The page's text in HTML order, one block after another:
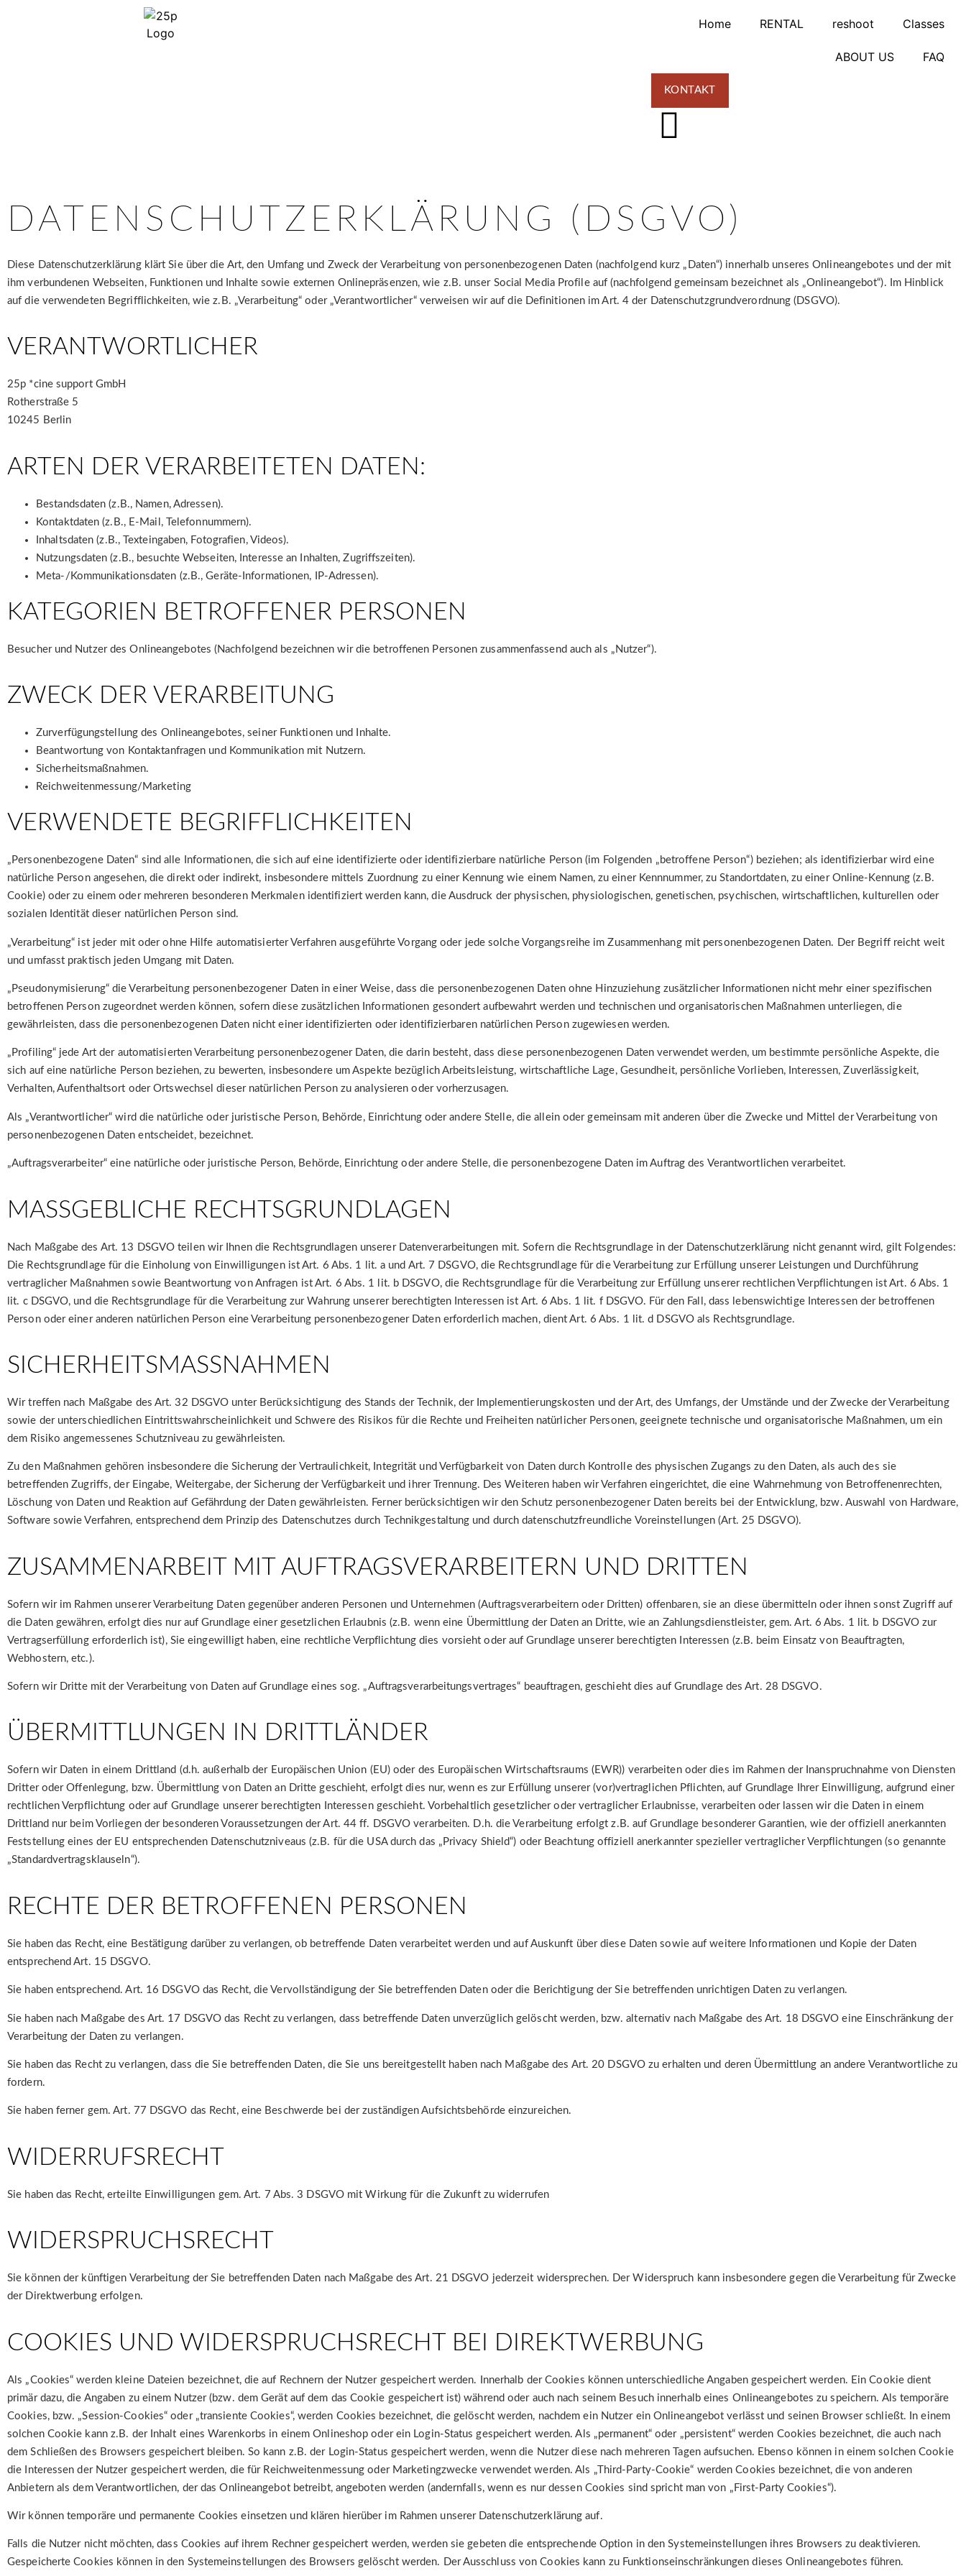
Home RENTAL reshoot Classes
ABOUT US FAQ
KONTAKT
DATENSCHUTZERKLÄRUNG (DSGVO)
Diese Datenschutzerklärung klärt Sie über die Art, den Umfang und Zweck der Verarbeitung von personenbezogenen Daten (nachfolgend kurz „Daten“) innerhalb unseres Onlineangebotes und der mit
ihm verbundenen Webseiten, Funktionen und Inhalte sowie externen Onlinepräsenzen, wie z.B. unser Social Media Profile auf (nachfolgend gemeinsam bezeichnet als „Onlineangebot“). Im Hinblick
auf die verwendeten Begrifflichkeiten, wie z.B. „Verarbeitung“ oder „Verantwortlicher“ verweisen wir auf die Definitionen im Art. 4 der Datenschutzgrundverordnung (DSGVO).
VERANTWORTLICHER
25p *cine support GmbH
Rotherstraße 5
10245 Berlin
ARTEN DER VERARBEITETEN DATEN:
Bestandsdaten (z.B., Namen, Adressen).
Kontaktdaten (z.B., E-Mail, Telefonnummern).
Inhaltsdaten (z.B., Texteingaben, Fotografien, Videos).
Nutzungsdaten (z.B., besuchte Webseiten, Interesse an Inhalten, Zugriffszeiten).
Meta-/Kommunikationsdaten (z.B., Geräte-Informationen, IP-Adressen).
KATEGORIEN BETROFFENER PERSONEN
Besucher und Nutzer des Onlineangebotes (Nachfolgend bezeichnen wir die betroffenen Personen zusammenfassend auch als „Nutzer“).
ZWECK DER VERARBEITUNG
Zurverfügungstellung des Onlineangebotes, seiner Funktionen und Inhalte.
Beantwortung von Kontaktanfragen und Kommunikation mit Nutzern.
Sicherheitsmaßnahmen.
Reichweitenmessung/Marketing
VERWENDETE BEGRIFFLICHKEITEN
„Personenbezogene Daten“ sind alle Informationen, die sich auf eine identifizierte oder identifizierbare natürliche Person (im Folgenden „betroffene Person“) beziehen; als identifizierbar wird eine
natürliche Person angesehen, die direkt oder indirekt, insbesondere mittels Zuordnung zu einer Kennung wie einem Namen, zu einer Kennnummer, zu Standortdaten, zu einer Online-Kennung (z.B.
Cookie) oder zu einem oder mehreren besonderen Merkmalen identifiziert werden kann, die Ausdruck der physischen, physiologischen, genetischen, psychischen, wirtschaftlichen, kulturellen oder
sozialen Identität dieser natürlichen Person sind.
„Verarbeitung“ ist jeder mit oder ohne Hilfe automatisierter Verfahren ausgeführte Vorgang oder jede solche Vorgangsreihe im Zusammenhang mit personenbezogenen Daten. Der Begriff reicht weit
und umfasst praktisch jeden Umgang mit Daten.
„Pseudonymisierung“ die Verarbeitung personenbezogener Daten in einer Weise, dass die personenbezogenen Daten ohne Hinzuziehung zusätzlicher Informationen nicht mehr einer spezifischen
betroffenen Person zugeordnet werden können, sofern diese zusätzlichen Informationen gesondert aufbewahrt werden und technischen und organisatorischen Maßnahmen unterliegen, die
gewährleisten, dass die personenbezogenen Daten nicht einer identifizierten oder identifizierbaren natürlichen Person zugewiesen werden.
„Profiling“ jede Art der automatisierten Verarbeitung personenbezogener Daten, die darin besteht, dass diese personenbezogenen Daten verwendet werden, um bestimmte persönliche Aspekte, die
sich auf eine natürliche Person beziehen, zu bewerten, insbesondere um Aspekte bezüglich Arbeitsleistung, wirtschaftliche Lage, Gesundheit, persönliche Vorlieben, Interessen, Zuverlässigkeit,
Verhalten, Aufenthaltsort oder Ortswechsel dieser natürlichen Person zu analysieren oder vorherzusagen.
Als „Verantwortlicher“ wird die natürliche oder juristische Person, Behörde, Einrichtung oder andere Stelle, die allein oder gemeinsam mit anderen über die Zwecke und Mittel der Verarbeitung von
personenbezogenen Daten entscheidet, bezeichnet.
„Auftragsverarbeiter“ eine natürliche oder juristische Person, Behörde, Einrichtung oder andere Stelle, die personenbezogene Daten im Auftrag des Verantwortlichen verarbeitet.
MASSGEBLICHE RECHTSGRUNDLAGEN
Nach Maßgabe des Art. 13 DSGVO teilen wir Ihnen die Rechtsgrundlagen unserer Datenverarbeitungen mit. Sofern die Rechtsgrundlage in der Datenschutzerklärung nicht genannt wird, gilt Folgendes:
Die Rechtsgrundlage für die Einholung von Einwilligungen ist Art. 6 Abs. 1 lit. a und Art. 7 DSGVO, die Rechtsgrundlage für die Verarbeitung zur Erfüllung unserer Leistungen und Durchführung
vertraglicher Maßnahmen sowie Beantwortung von Anfragen ist Art. 6 Abs. 1 lit. b DSGVO, die Rechtsgrundlage für die Verarbeitung zur Erfüllung unserer rechtlichen Verpflichtungen ist Art. 6 Abs. 1
lit. c DSGVO, und die Rechtsgrundlage für die Verarbeitung zur Wahrung unserer berechtigten Interessen ist Art. 6 Abs. 1 lit. f DSGVO. Für den Fall, dass lebenswichtige Interessen der betroffenen
Person oder einer anderen natürlichen Person eine Verarbeitung personenbezogener Daten erforderlich machen, dient Art. 6 Abs. 1 lit. d DSGVO als Rechtsgrundlage.
SICHERHEITSMASSNAHMEN
Wir treffen nach Maßgabe des Art. 32 DSGVO unter Berücksichtigung des Stands der Technik, der Implementierungskosten und der Art, des Umfangs, der Umstände und der Zwecke der Verarbeitung
sowie der unterschiedlichen Eintrittswahrscheinlichkeit und Schwere des Risikos für die Rechte und Freiheiten natürlicher Personen, geeignete technische und organisatorische Maßnahmen, um ein
dem Risiko angemessenes Schutzniveau zu gewährleisten.
Zu den Maßnahmen gehören insbesondere die Sicherung der Vertraulichkeit, Integrität und Verfügbarkeit von Daten durch Kontrolle des physischen Zugangs zu den Daten, als auch des sie
betreffenden Zugriffs, der Eingabe, Weitergabe, der Sicherung der Verfügbarkeit und ihrer Trennung. Des Weiteren haben wir Verfahren eingerichtet, die eine Wahrnehmung von Betroffenenrechten,
Löschung von Daten und Reaktion auf Gefährdung der Daten gewährleisten. Ferner berücksichtigen wir den Schutz personenbezogener Daten bereits bei der Entwicklung, bzw. Auswahl von Hardware,
Software sowie Verfahren, entsprechend dem Prinzip des Datenschutzes durch Technikgestaltung und durch datenschutzfreundliche Voreinstellungen (Art. 25 DSGVO).
ZUSAMMENARBEIT MIT AUFTRAGSVERARBEITERN UND DRITTEN
Sofern wir im Rahmen unserer Verarbeitung Daten gegenüber anderen Personen und Unternehmen (Auftragsverarbeitern oder Dritten) offenbaren, sie an diese übermitteln oder ihnen sonst Zugriff auf
die Daten gewähren, erfolgt dies nur auf Grundlage einer gesetzlichen Erlaubnis (z.B. wenn eine Übermittlung der Daten an Dritte, wie an Zahlungsdienstleister, gem. Art. 6 Abs. 1 lit. b DSGVO zur
Vertragserfüllung erforderlich ist), Sie eingewilligt haben, eine rechtliche Verpflichtung dies vorsieht oder auf Grundlage unserer berechtigten Interessen (z.B. beim Einsatz von Beauftragten,
Webhostern, etc.).
Sofern wir Dritte mit der Verarbeitung von Daten auf Grundlage eines sog. „Auftragsverarbeitungsvertrages“ beauftragen, geschieht dies auf Grundlage des Art. 28 DSGVO.
ÜBERMITTLUNGEN IN DRITTLÄNDER
Sofern wir Daten in einem Drittland (d.h. außerhalb der Europäischen Union (EU) oder des Europäischen Wirtschaftsraums (EWR)) verarbeiten oder dies im Rahmen der Inanspruchnahme von Diensten
Dritter oder Offenlegung, bzw. Übermittlung von Daten an Dritte geschieht, erfolgt dies nur, wenn es zur Erfüllung unserer (vor)vertraglichen Pflichten, auf Grundlage Ihrer Einwilligung, aufgrund einer
rechtlichen Verpflichtung oder auf Grundlage unserer berechtigten Interessen geschieht. Vorbehaltlich gesetzlicher oder vertraglicher Erlaubnisse, verarbeiten oder lassen wir die Daten in einem
Drittland nur beim Vorliegen der besonderen Voraussetzungen der Art. 44 ff. DSGVO verarbeiten. D.h. die Verarbeitung erfolgt z.B. auf Grundlage besonderer Garantien, wie der offiziell anerkannten
Feststellung eines der EU entsprechenden Datenschutzniveaus (z.B. für die USA durch das „Privacy Shield“) oder Beachtung offiziell anerkannter spezieller vertraglicher Verpflichtungen (so genannte
„Standardvertragsklauseln“).
RECHTE DER BETROFFENEN PERSONEN
Sie haben das Recht, eine Bestätigung darüber zu verlangen, ob betreffende Daten verarbeitet werden und auf Auskunft über diese Daten sowie auf weitere Informationen und Kopie der Daten
entsprechend Art. 15 DSGVO.
Sie haben entsprechend. Art. 16 DSGVO das Recht, die Vervollständigung der Sie betreffenden Daten oder die Berichtigung der Sie betreffenden unrichtigen Daten zu verlangen.
Sie haben nach Maßgabe des Art. 17 DSGVO das Recht zu verlangen, dass betreffende Daten unverzüglich gelöscht werden, bzw. alternativ nach Maßgabe des Art. 18 DSGVO eine Einschränkung der
Verarbeitung der Daten zu verlangen.
Sie haben das Recht zu verlangen, dass die Sie betreffenden Daten, die Sie uns bereitgestellt haben nach Maßgabe des Art. 20 DSGVO zu erhalten und deren Übermittlung an andere Verantwortliche zu
fordern.
Sie haben ferner gem. Art. 77 DSGVO das Recht, eine Beschwerde bei der zuständigen Aufsichtsbehörde einzureichen.
WIDERRUFSRECHT
Sie haben das Recht, erteilte Einwilligungen gem. Art. 7 Abs. 3 DSGVO mit Wirkung für die Zukunft zu widerrufen
WIDERSPRUCHSRECHT
Sie können der künftigen Verarbeitung der Sie betreffenden Daten nach Maßgabe des Art. 21 DSGVO jederzeit widersprechen. Der Widerspruch kann insbesondere gegen die Verarbeitung für Zwecke
der Direktwerbung erfolgen.
COOKIES UND WIDERSPRUCHSRECHT BEI DIREKTWERBUNG
Als „Cookies“ werden kleine Dateien bezeichnet, die auf Rechnern der Nutzer gespeichert werden. Innerhalb der Cookies können unterschiedliche Angaben gespeichert werden. Ein Cookie dient
primär dazu, die Angaben zu einem Nutzer (bzw. dem Gerät auf dem das Cookie gespeichert ist) während oder auch nach seinem Besuch innerhalb eines Onlineangebotes zu speichern. Als temporäre
Cookies, bzw. „Session-Cookies“ oder „transiente Cookies“, werden Cookies bezeichnet, die gelöscht werden, nachdem ein Nutzer ein Onlineangebot verlässt und seinen Browser schließt. In einem
solchen Cookie kann z.B. der Inhalt eines Warenkorbs in einem Onlineshop oder ein Login-Status gespeichert werden. Als „permanent“ oder „persistent“ werden Cookies bezeichnet, die auch nach
dem Schließen des Browsers gespeichert bleiben. So kann z.B. der Login-Status gespeichert werden, wenn die Nutzer diese nach mehreren Tagen aufsuchen. Ebenso können in einem solchen Cookie
die Interessen der Nutzer gespeichert werden, die für Reichweitenmessung oder Marketingzwecke verwendet werden. Als „Third-Party-Cookie“ werden Cookies bezeichnet, die von anderen
Anbietern als dem Verantwortlichen, der das Onlineangebot betreibt, angeboten werden (andernfalls, wenn es nur dessen Cookies sind spricht man von „First-Party Cookies“).
Wir können temporäre und permanente Cookies einsetzen und klären hierüber im Rahmen unserer Datenschutzerklärung auf.
Falls die Nutzer nicht möchten, dass Cookies auf ihrem Rechner gespeichert werden, werden sie gebeten die entsprechende Option in den Systemeinstellungen ihres Browsers zu deaktivieren.
Gespeicherte Cookies können in den Systemeinstellungen des Browsers gelöscht werden. Der Ausschluss von Cookies kann zu Funktionseinschränkungen dieses Onlineangebotes führen.